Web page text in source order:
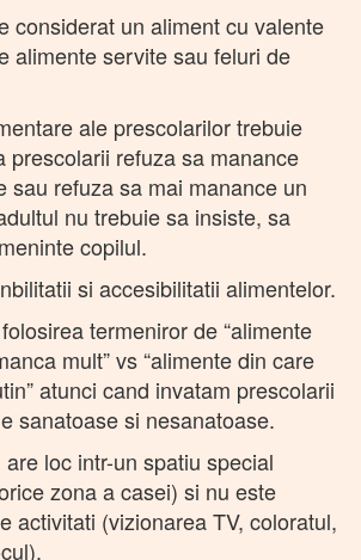
considerat un aliment cu valente
alimente servite sau feluri de
ale prescolarilor trebuie
prescolarii refuza sa manance
sau refuza sa mai manance un
nu trebuie sa insiste, sa
copilul.
si accesibilitatii alimentelor.
termeniror de “alimente
mult” vs “alimente din care
atunci cand invatam prescolarii
sanatoase si nesanatoase.
are loc intr-un spatiu special
zona a casei) si nu este
activitati (vizionarea TV, coloratul,